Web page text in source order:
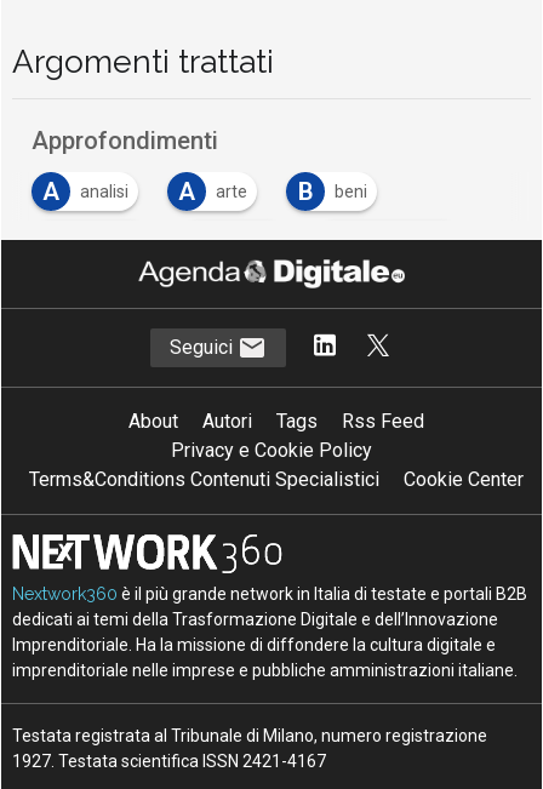
Argomenti trattati
Approfondimenti
A
analisi A arte B beni
C camera C cineca C commercio
C cultura E ecosistema
innovazione I Innovazione digitale
I italia M milano M musei
osservatori O osservatorio
P partecipazione P politecnico milano
R ricerca S startup
V W web
Seguici
About Autori Tags
Rss Feed
Privacy e Cookie Policy
Terms&Conditions Contenuti Specialistici
Cookie Center
Nextwork360 è il più grande network in Italia di testate e portali B2B
dedicati ai temi della Trasformazione Digitale e dell’Innovazione
Imprenditoriale. Ha la missione di diffondere la cultura digitale e
imprenditoriale nelle imprese e pubbliche amministrazioni italiane.
Testata registrata al Tribunale di Milano, numero registrazione
1927. Testata scientifica ISSN 2421-4167